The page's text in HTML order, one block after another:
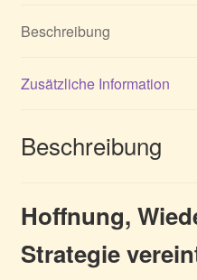
Beschreibung
Zusätzliche Information
Beschreibung
Hoffnung,
Strategie